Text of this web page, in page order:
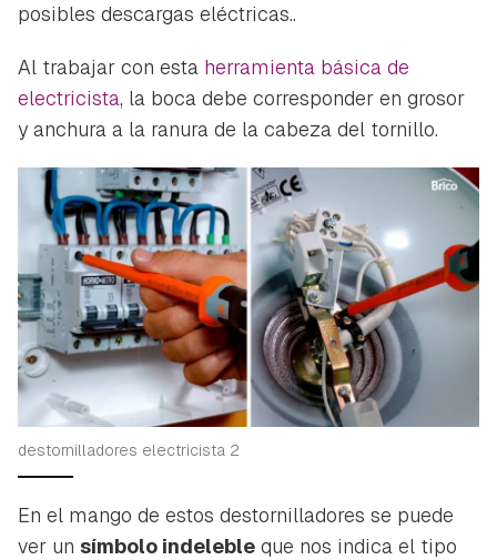
posibles descargas eléctricas..
Al trabajar con esta herramienta básica de
electricista, la boca debe corresponder en grosor
y anchura a la ranura de la cabeza del tornillo.
destornilladores electricista 2
En el mango de estos destornilladores se puede
ver un símbolo indeleble que nos indica el tipo